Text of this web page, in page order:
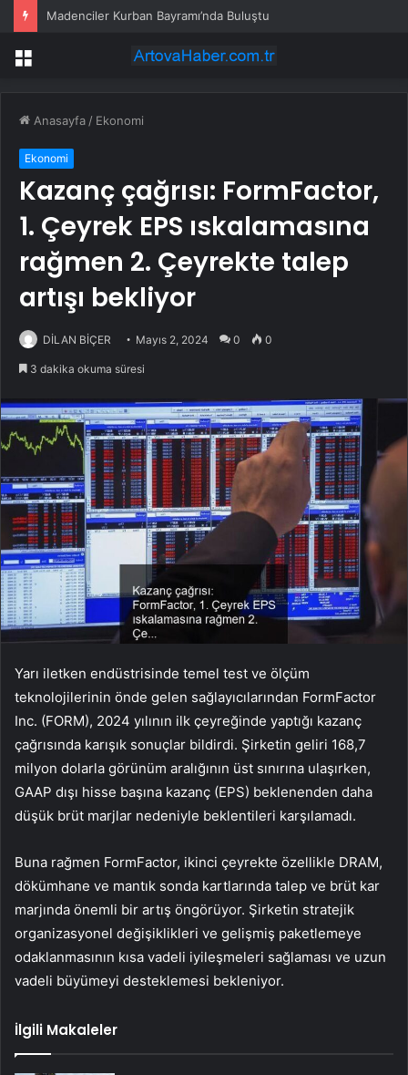
Madenciler Kurban Bayramı’nda Buluştu
Menü
Anasayfa / Ekonomi
Ekonomi
Kazanç çağrısı: FormFactor,
1. Çeyrek EPS ıskalamasına
rağmen 2. Çeyrekte talep
artışı bekliyor
DİLAN BİÇER Mayıs 2, 2024 0 0
3 dakika okuma süresi
Yarı iletken endüstrisinde temel test ve ölçüm
teknolojilerinin önde gelen sağlayıcılarından FormFactor
Inc. (FORM), 2024 yılının ilk çeyreğinde yaptığı kazanç
çağrısında karışık sonuçlar bildirdi. Şirketin geliri 168,7
milyon dolarla görünüm aralığının üst sınırına ulaşırken,
GAAP dışı hisse başına kazanç (EPS) beklenenden daha
düşük brüt marjlar nedeniyle beklentileri karşılamadı.
Buna rağmen FormFactor, ikinci çeyrekte özellikle DRAM,
dökümhane ve mantık sonda kartlarında talep ve brüt kar
marjında önemli bir artış öngörüyor. Şirketin stratejik
organizasyonel değişiklikleri ve gelişmiş paketlemeye
odaklanmasının kısa vadeli iyileşmeleri sağlaması ve uzun
vadeli büyümeyi desteklemesi bekleniyor.
İlgili Makaleler